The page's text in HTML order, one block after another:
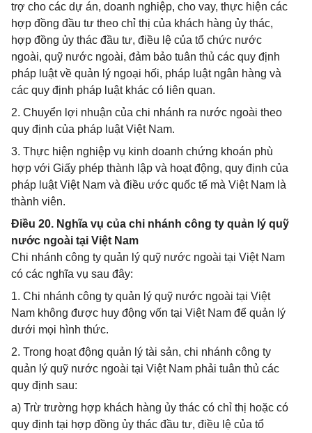
trợ cho các dự án, doanh nghiệp, cho vay, thực hiện các
hợp đồng đầu tư theo chỉ thị của khách hàng ủy thác,
hợp đồng ủy thác đầu tư, điều lệ của tổ chức nước
ngoài, quỹ nước ngoài, đảm bảo tuân thủ các quy định
pháp luật về quản lý ngoại hối, pháp luật ngân hàng và
các quy định pháp luật khác có liên quan.
2. Chuyển lợi nhuận của chi nhánh ra nước ngoài theo
quy định của pháp luật Việt Nam.
3. Thực hiện nghiệp vụ kinh doanh chứng khoán phù
hợp với Giấy phép thành lập và hoạt động, quy định của
pháp luật Việt Nam và điều ước quốc tế mà Việt Nam là
thành viên.
Điều 20. Nghĩa vụ của chi nhánh công ty quản lý quỹ
nước ngoài tại Việt Nam
Chi nhánh công ty quản lý quỹ nước ngoài tại Việt Nam
có các nghĩa vụ sau đây:
1. Chi nhánh công ty quản lý quỹ nước ngoài tại Việt
Nam không được huy động vốn tại Việt Nam để quản lý
dưới mọi hình thức.
2. Trong hoạt động quản lý tài sản, chi nhánh công ty
quản lý quỹ nước ngoài tại Việt Nam phải tuân thủ các
quy định sau:
a) Trừ trường hợp khách hàng ủy thác có chỉ thị hoặc có
quy định tại hợp đồng ủy thác đầu tư, điều lệ của tổ